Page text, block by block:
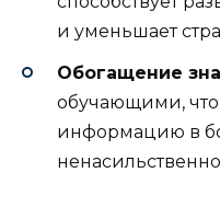
и уменьшает
Обогащение
обучающими, что
информацию в